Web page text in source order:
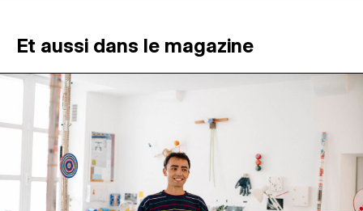
ATELIERS OUVERTS
PROGRAMMATION
MAGAZINE
ESPACES DE PRATIQUE ARTISTIQUE ↓
Et aussi dans le magazine